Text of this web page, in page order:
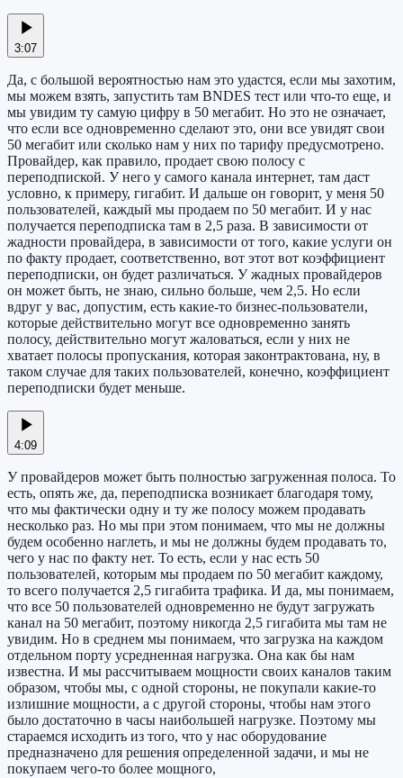
3:07
Да, с большой вероятностью нам это удастся, если мы захотим,
мы можем взять, запустить там BNDES тест или что-то еще, и
мы увидим ту самую цифру в 50 мегабит. Но это не означает,
что если все одновременно сделают это, они все увидят свои
50 мегабит или сколько нам у них по тарифу предусмотрено.
Провайдер, как правило, продает свою полосу с
переподпиской. У него у самого канала интернет, там даст
условно, к примеру, гигабит. И дальше он говорит, у меня 50
пользователей, каждый мы продаем по 50 мегабит. И у нас
получается переподписка там в 2,5 раза. В зависимости от
жадности провайдера, в зависимости от того, какие услуги он
по факту продает, соответственно, вот этот вот коэффициент
переподписки, он будет различаться. У жадных провайдеров
он может быть, не знаю, сильно больше, чем 2,5. Но если
вдруг у вас, допустим, есть какие-то бизнес-пользователи,
которые действительно могут все одновременно занять
полосу, действительно могут жаловаться, если у них не
хватает полосы пропускания, которая законтрактована, ну, в
таком случае для таких пользователей, конечно, коэффициент
переподписки будет меньше.
4:09
У провайдеров может быть полностью загруженная полоса. То
есть, опять же, да, переподписка возникает благодаря тому,
что мы фактически одну и ту же полосу можем продавать
несколько раз. Но мы при этом понимаем, что мы не должны
будем особенно наглеть, и мы не должны будем продавать то,
чего у нас по факту нет. То есть, если у нас есть 50
пользователей, которым мы продаем по 50 мегабит каждому,
то всего получается 2,5 гигабита трафика. И да, мы понимаем,
что все 50 пользователей одновременно не будут загружать
канал на 50 мегабит, поэтому никогда 2,5 гигабита мы там не
увидим. Но в среднем мы понимаем, что загрузка на каждом
отдельном порту усредненная нагрузка. Она как бы нам
известна. И мы рассчитываем мощности своих каналов таким
образом, чтобы мы, с одной стороны, не покупали какие-то
излишние мощности, а с другой стороны, чтобы нам этого
было достаточно в часы наибольшей нагрузке. Поэтому мы
стараемся исходить из того, что у нас оборудование
предназначено для решения определенной задачи, и мы не
покупаем чего-то более мощного,